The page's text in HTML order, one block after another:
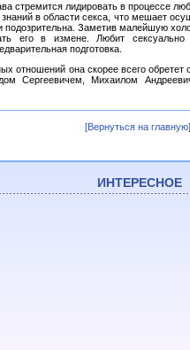
стремится лидировать в процессе
знаний в области секса, что мешает
подозрительна. Заметив малейшую
его в измене. Любит
подготовка.
отношений она скорее всего
Сергеевичем, Михаилом
[Вернуться на главную]
ИНТЕРЕСНОЕ